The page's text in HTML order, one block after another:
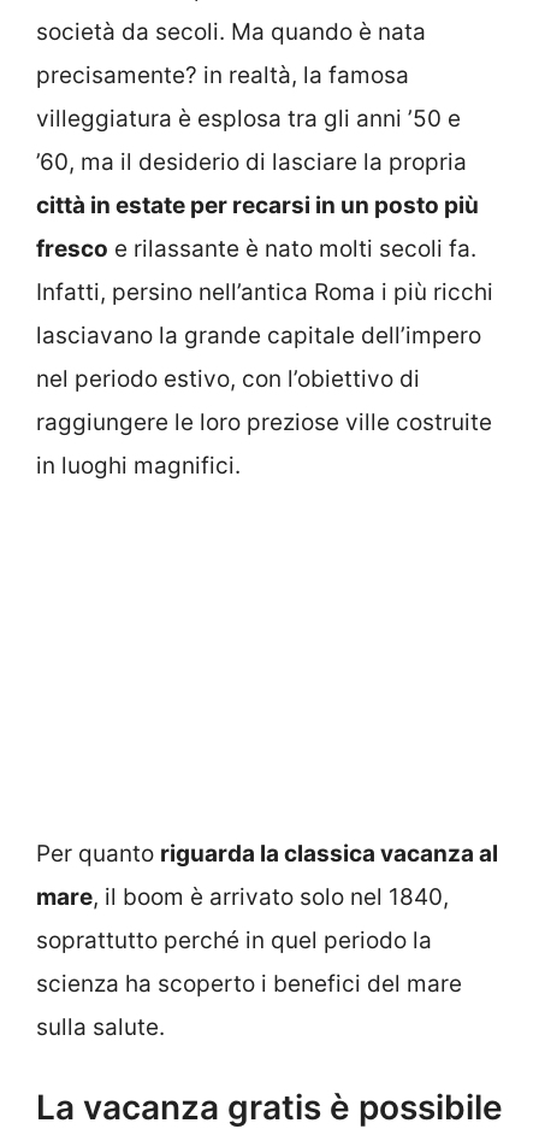
società da secoli. Ma quando è nata
precisamente? in realtà, la famosa
villeggiatura è esplosa tra gli anni ’50 e
’60, ma il desiderio di lasciare la propria
città in estate per recarsi in un posto più
fresco e rilassante è nato molti secoli fa.
Infatti, persino nell’antica Roma i più ricchi
lasciavano la grande capitale dell’impero
nel periodo estivo, con l’obiettivo di
raggiungere le loro preziose ville costruite
in luoghi magnifici.
Per quanto riguarda la classica vacanza al
mare, il boom è arrivato solo nel 1840,
soprattutto perché in quel periodo la
scienza ha scoperto i benefici del mare
sulla salute.
La vacanza gratis è possibile